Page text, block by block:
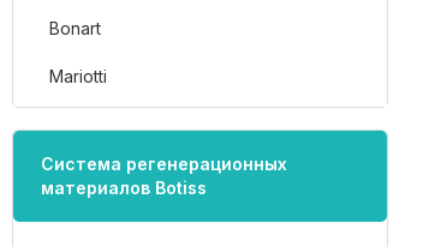
Bonart
Mariotti
Система регенерационных
материалов Botiss